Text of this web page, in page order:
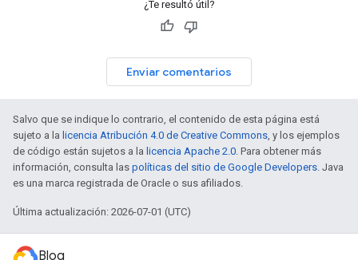
¿Te resultó útil?
Enviar comentarios
Salvo que se indique lo contrario, el contenido de esta página está
sujeto a la licencia Atribución 4.0 de Creative Commons, y los ejemplos
de código están sujetos a la licencia Apache 2.0. Para obtener más
información, consulta las políticas del sitio de Google Developers. Java
es una marca registrada de Oracle o sus afiliados.
Última actualización: 2026-07-01 (UTC)
Blog